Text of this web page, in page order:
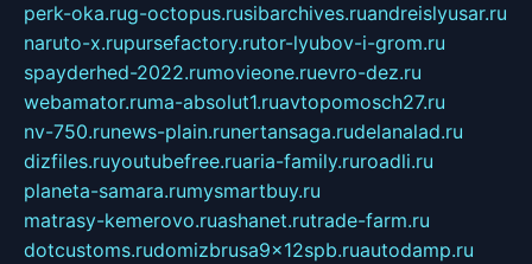
perk-oka.rug-octopus.rusibarchives.ruandreislyusar.ru
naruto-x.rupursefactory.rutor-lyubov-i-grom.ru
spayderhed-2022.rumovieone.ruevro-dez.ru
webamator.ruma-absolut1.ruavtopomosch27.ru
nv-750.runews-plain.runertansaga.rudelanalad.ru
dizfiles.ruyoutubefree.ruaria-family.ruroadli.ru
planeta-samara.rumysmartbuy.ru
matrasy-kemerovo.ruashanet.rutrade-farm.ru
dotcustoms.rudomizbrusa9x12spb.ruautodamp.ru